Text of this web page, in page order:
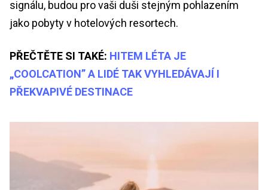
signálu, budou pro vaši duši stejným pohlazením
jako pobyty v hotelových resortech.
PŘEČTĚTE SI TAKÉ: HITEM LÉTA JE
„COOLCATION” A LIDÉ TAK VYHLEDÁVAJÍ I
PŘEKVAPIVÉ DESTINACE